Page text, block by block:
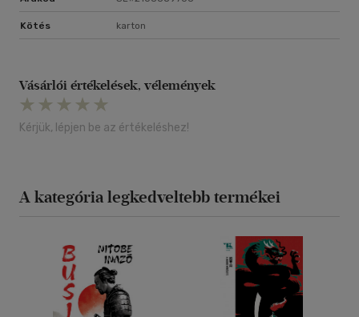
Kötés karton
Vásárlói értékelések, vélemények
Kérjük, lépjen be az értékeléshez!
A kategória legkedveltebb termékei